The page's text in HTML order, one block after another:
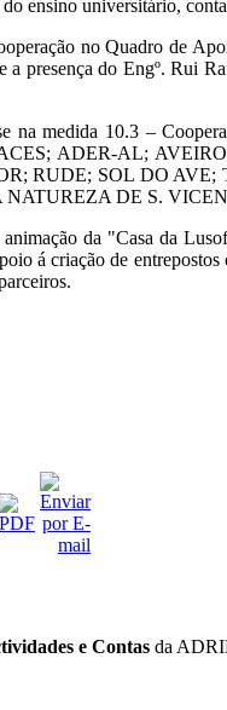
ensino universitário,
no Quadro de
a presença do Engº. Rui
na medida 10.3 –
ADER-AL;
RUDE; SOL DO AVE;
DE S.
da "Casa da
á criação de
e Contas da